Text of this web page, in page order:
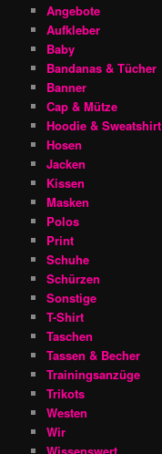
Angebote
Aufkleber
Baby
Bandanas & Tücher
Banner
Cap & Mütze
Hoodie & Sweatshirt
Hosen
Jacken
Kissen
Masken
Polos
Print
Schuhe
Schürzen
Sonstige
T-Shirt
Taschen
Tassen & Becher
Trainingsanzüge
Trikots
Westen
Wir
Wissenswert